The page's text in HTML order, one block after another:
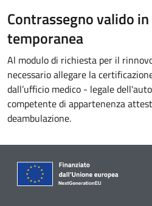
Contrassegno valido
temporanea
Al modulo di richiesta per il
necessario allegare la
dall’ufficio medico - legale
competente di appartenenza
deambulazione.